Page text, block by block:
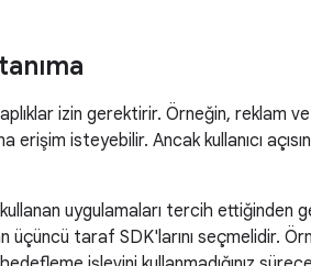
izin gerektirir. Örneğin, reklam
erişim isteyebilir. Ancak kullanıcı
uygulamaları tercih ettiğinden
üçüncü taraf SDK'larını seçmelidir.